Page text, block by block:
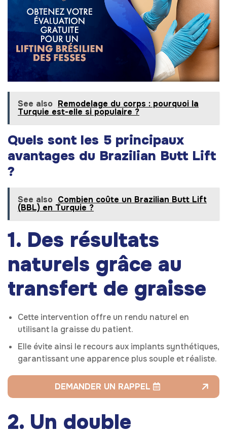
See also Remodelage du corps : pourquoi la
Turquie est-elle si populaire ?
Quels sont les 5 principaux
avantages du Brazilian Butt Lift
?
See also Combien coûte un Brazilian Butt Lift
(BBL) en Turquie ?
1. Des résultats
naturels grâce au
transfert de graisse
Cette intervention offre un rendu naturel en
utilisant la graisse du patient.
Elle évite ainsi le recours aux implants synthétiques,
garantissant une apparence plus souple et réaliste.
DEMANDER UN RAPPEL
2. Un double